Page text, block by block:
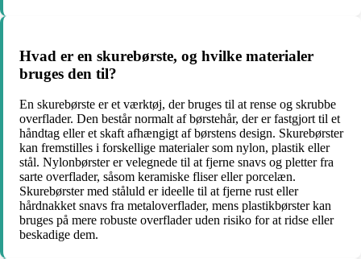
Hvad er en skurebørste, og hvilke materialer
bruges den til?
En skurebørste er et værktøj, der bruges til at rense og skrubbe
overflader. Den består normalt af børstehår, der er fastgjort til et
håndtag eller et skaft afhængigt af børstens design. Skurebørster
kan fremstilles i forskellige materialer som nylon, plastik eller
stål. Nylonbørster er velegnede til at fjerne snavs og pletter fra
sarte overflader, såsom keramiske fliser eller porcelæn.
Skurebørster med ståluld er ideelle til at fjerne rust eller
hårdnakket snavs fra metaloverflader, mens plastikbørster kan
bruges på mere robuste overflader uden risiko for at ridse eller
beskadige dem.